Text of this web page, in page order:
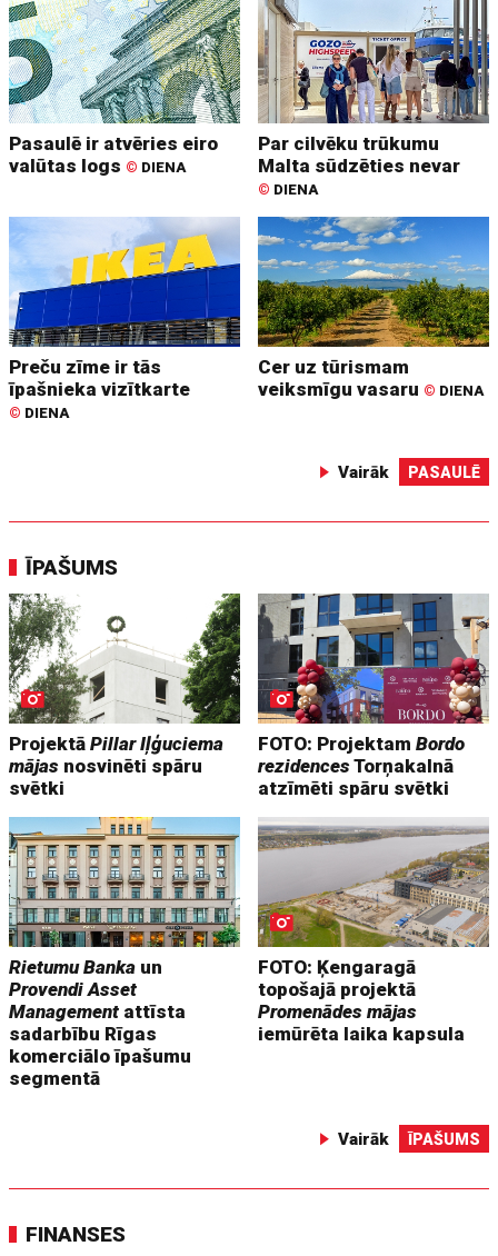
Pasaulē ir atvēries eiro
valūtas logs © DIENA
Par cilvēku trūkumu
Malta sūdzēties nevar
© DIENA
Preču zīme ir tās
īpašnieka vizītkarte
© DIENA
Cer uz tūrismam
veiksmīgu vasaru © DIENA
Vairāk PASAULĒ
ĪPAŠUMS
ProjektāPillar Iļģuciema
mājas nosvinēti spāru
svētki
FOTO: ProjektamBordo
rezidencesTorņakalnā
atzīmēti spāru svētki
Rietumu Banka un
Provendi Asset
Management attīsta
sadarbību Rīgas
komerciālo īpašumu
segmentā
FOTO: Ķengaragā
topošajā projektā
Promenādes mājas
iemūrēta laika kapsula
Vairāk ĪPAŠUMS
FINANSES